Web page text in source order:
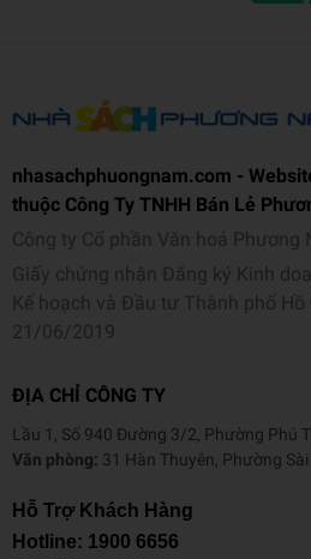
Hình thức Bìa mềm
nhasachphuongnam.com -
thuộc Công Ty TNHH Bán Lẻ
Công ty Cổ phần Văn hoá Phương
Giấy chứng nhận Đăng ký Kinh
Kế hoạch và Đầu tư Thành phố
21/06/2019
ĐỊA CHỈ CÔNG TY
Lầu 1, Số 940 Đường 3/2, Phường Phú
Văn phòng: 31 Hàn Thuyên, Phường
Hỗ Trợ Khách Hàng
Hotline: 1900 6656